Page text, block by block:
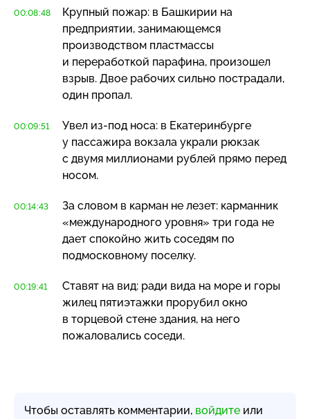
00:08:48
Крупный пожар: в Башкирии на
предприятии, занимающемся
производством пластмассы
и переработкой парафина, произошел
взрыв. Двое рабочих сильно пострадали,
один пропал.
00:09:51 Увел из-под носа: в Екатеринбурге
у пассажира вокзала украли рюкзак
с двумя миллионами рублей прямо перед
носом.
00:14:43
За словом в карман не лезет: карманник
«международного уровня» три года не
дает спокойно жить соседям по
подмосковному поселку.
00:19:41
Ставят на вид: ради вида на море и горы
жилец пятиэтажки прорубил окно
в торцевой стене здания, на него
пожаловались соседи.
Чтобы оставлять комментарии, войдите или